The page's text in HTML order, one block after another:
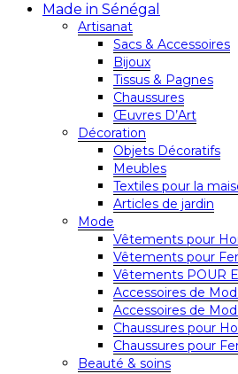
Made in Sénégal
Artisanat
Sacs & Accessoires
Bijoux
Tissus & Pagnes
Chaussures
Œuvres D’Art
Décoration
Objets Décoratifs
Meubles
Textiles pour la
Articles de jardin
Mode
Vêtements pour
Vêtements pour
Vêtements POUR
Accessoires de
Accessoires de
Chaussures pour
Chaussures pour
Beauté & soins